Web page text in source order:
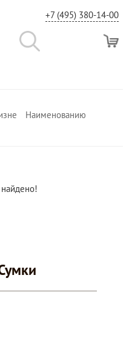
+7 (495) 380-14-00
Наименованию